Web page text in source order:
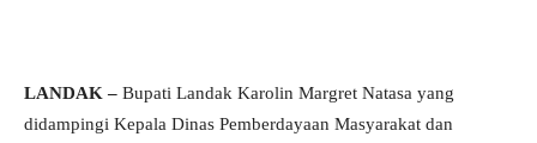
LANDAK – Bupati Landak Karolin Margret Natasa yang
didampingi Kepala Dinas Pemberdayaan Masyarakat dan